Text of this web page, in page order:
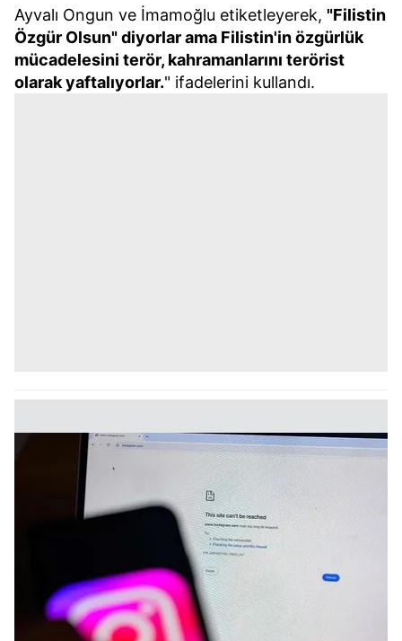
Ayvalı Ongun ve İmamoğlu etiketleyerek, "Filistin
Özgür Olsun" diyorlar ama Filistin'in özgürlük
mücadelesini terör, kahramanlarını terörist
olarak yaftalıyorlar." ifadelerini kullandı.